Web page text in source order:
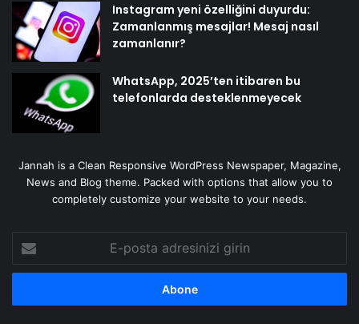
Instagram yeni özelliğini duyurdu:
Zamanlanmış mesajlar! Mesaj nasıl
zamanlanır?
WhatsApp, 2025’ten itibaren bu
telefonlarda desteklenmeyecek
Jannah is a Clean Responsive WordPress Newspaper, Magazine,
News and Blog theme. Packed with options that allow you to
completely customize your website to your needs.
posta
adresinizi